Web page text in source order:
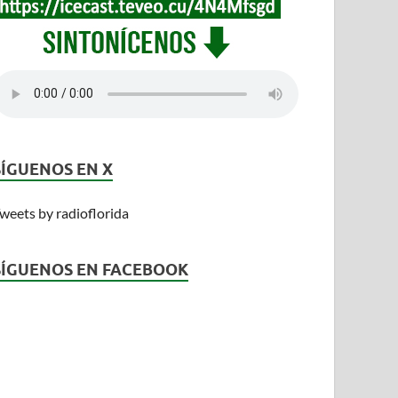
EN X
by radioflorida
EN FACEBOOK